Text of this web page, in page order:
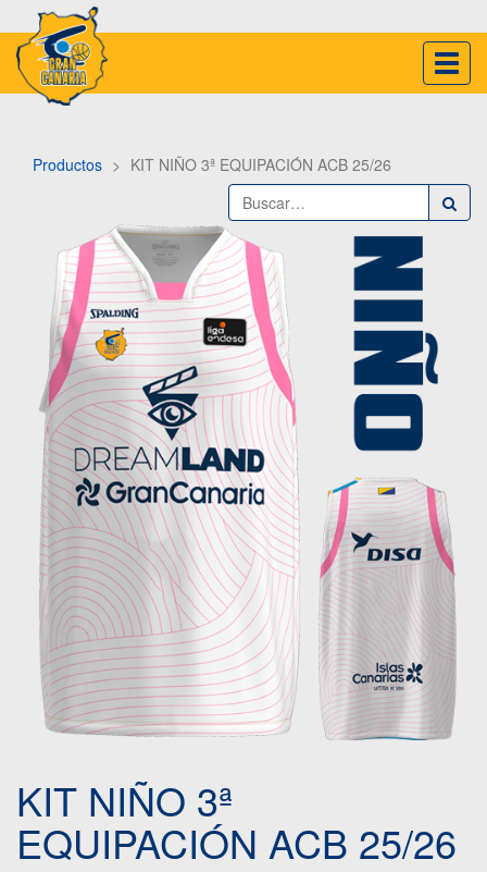
Productos KIT NIÑO 3ª EQUIPACIÓN ACB 25/26
KIT NIÑO 3ª
EQUIPACIÓN ACB 25/26